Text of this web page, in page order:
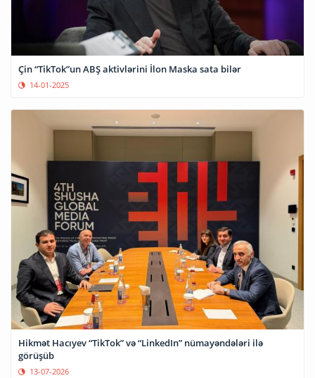
Çin “TikTok”un ABŞ aktivlərini İlon Maska sata bilər
14-01-2025
Hikmət Hacıyev “TikTok” və “LinkedIn” nümayəndələri ilə
görüşüb
13-07-2026